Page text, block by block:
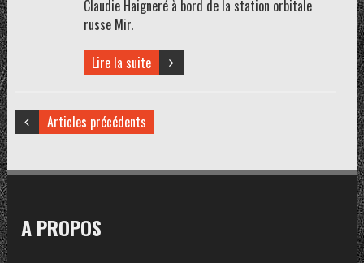
Claudie Haigneré à bord de la station orbitale
russe Mir.
Lire la suite
Articles précédents
A PROPOS